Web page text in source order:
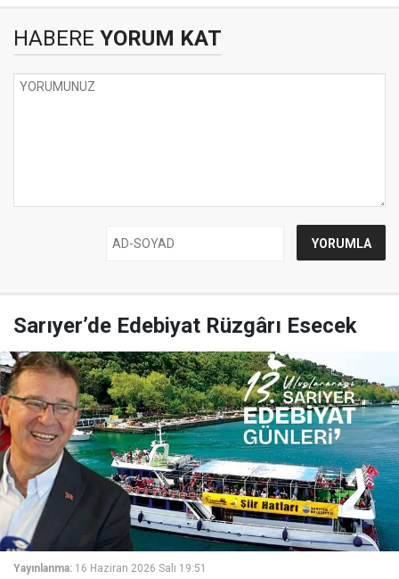
HABERE YORUM KAT
Sarıyer’de Edebiyat Rüzgârı Esecek
Yayınlanma: 16 Haziran 2026 Salı 19:51